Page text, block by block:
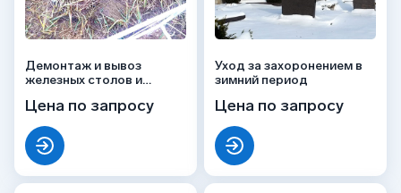
Демонтаж и вывоз
железных столов и
Цена по запросу
Уход за захоронением в
зимний период
Цена по запросу